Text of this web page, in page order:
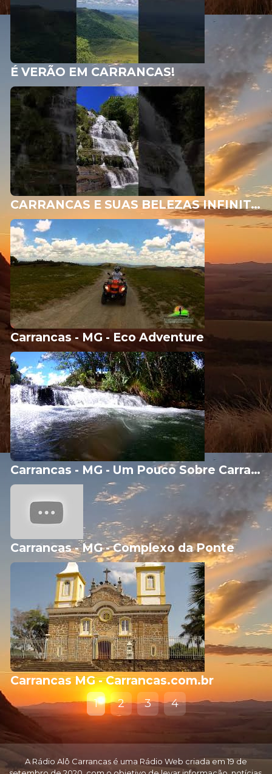
É VERÃO EM CARRANCAS!
CARRANCAS E SUAS BELEZAS INFINITAS!
Carrancas - MG - Eco Adventure
Carrancas - MG - Um Pouco Sobre Carrancas
Carrancas - MG - Complexo da Ponte
Carrancas MG - Carrancas.com.br
1 2 3 4
A Rádio Alô Carrancas é uma Rádio Web criada em 19 de